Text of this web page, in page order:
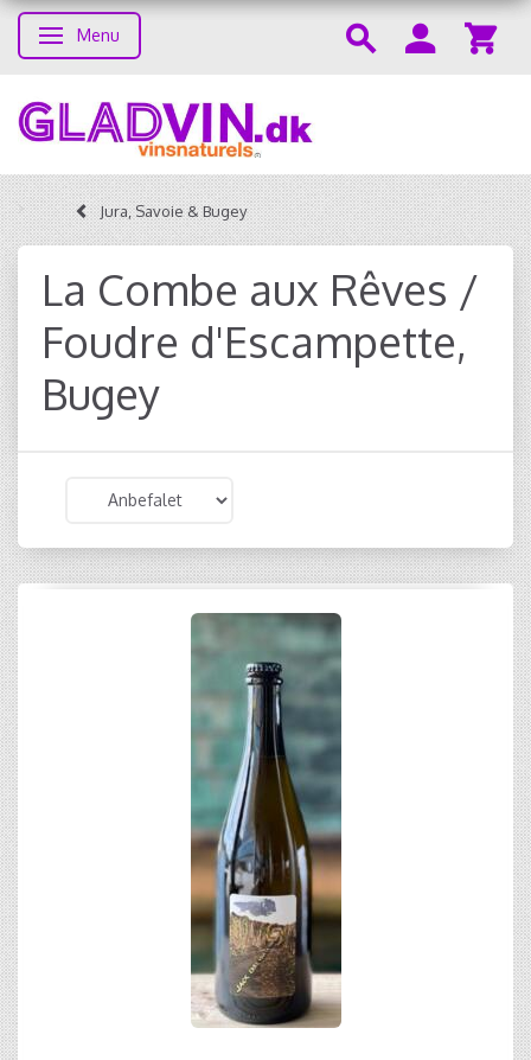
Skifte navigation
Menu
Jura, Savoie & Bugey
La Combe aux Rêves /
Foudre d'Escampette,
Bugey